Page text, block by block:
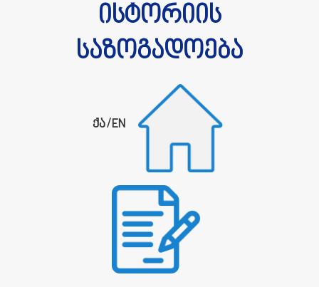
ისტორიის
საზოგადოება
ქა/EN